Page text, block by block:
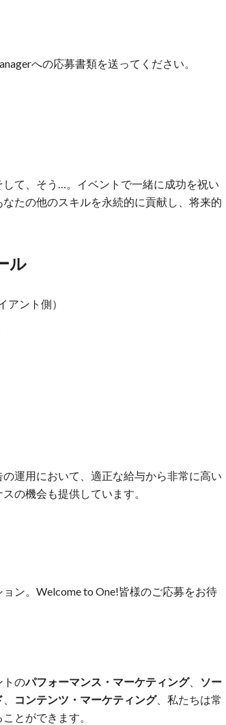
への応募書類を送ってください。
て、そう…。イベントで一緒に成功を祝い
たの他のスキルを永続的に貢献し、将来的
ル
ント側）
運用において、適正な給与から非常に高い
の機会も提供しています。
ン。Welcome to One!皆様のご応募をお待
トのパフォーマンス・マーケティング、
ソー
コンテンツ・マーケティング、私たちは常
とができます。